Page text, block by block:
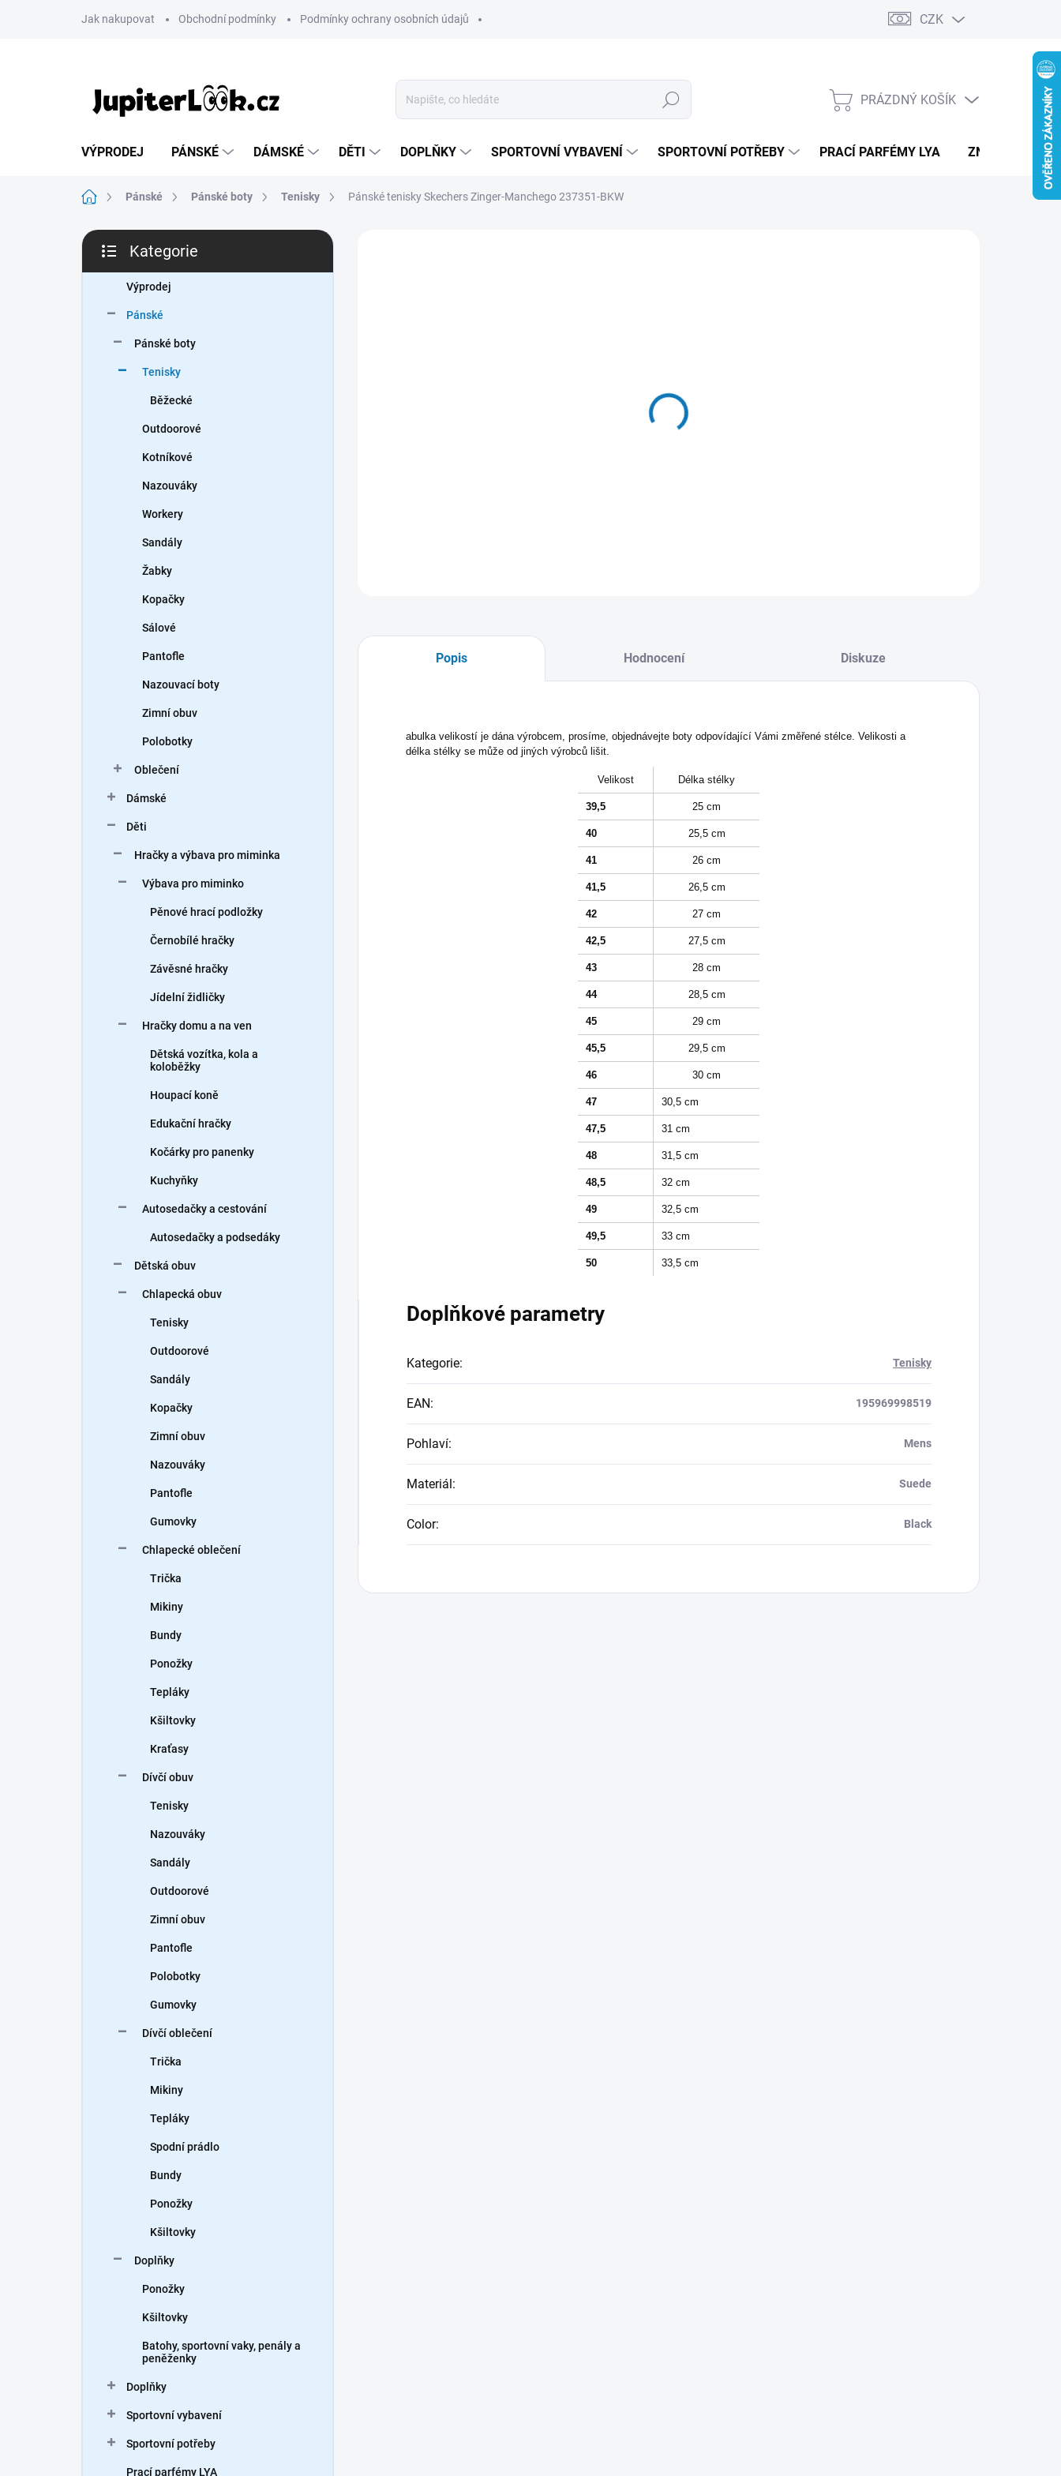
Jak nakupovat Obchodní podmínky Podmínky ochrany osobních údajů CZK
Hledat
NÁKUPNÍ
PRÁZDNÝ KOŠÍK
VÝPRODEJ PÁNSKÉ DÁMSKÉ DĚTI DOPLŇKY SPORTOVNÍ VYBAVENÍ SPORTOVNÍ POTŘEBY PRACÍ PARFÉMY LYA ZNAČKY
Domů Pánské Pánské boty Tenisky Pánské tenisky Skechers Zinger-Manchego 237351-BKW
P
s
kategorie
Kategorie
Výprodej
Pánské
Pánské boty
Tenisky
Běžecké
Outdoorové
Kotníkové
Nazouváky
Workery
Sandály
Žabky
Kopačky
Sálové
Pantofle
Nazouvací boty
Zimní obuv
Polobotky
Oblečení
Dámské
Děti
Hračky a výbava pro miminka
Výbava pro miminko
Pěnové hrací podložky
Černobílé hračky
Závěsné hračky
Jídelní židličky
Hračky domu a na ven
Dětská vozítka, kola a
koloběžky
Houpací koně
Edukační hračky
Kočárky pro panenky
Kuchyňky
Autosedačky a cestování
Autosedačky a podsedáky
Dětská obuv
Chlapecká obuv
Tenisky
Outdoorové
Sandály
Kopačky
Zimní obuv
Nazouváky
Pantofle
Gumovky
Chlapecké oblečení
Trička
Mikiny
Bundy
Ponožky
Tepláky
Kšiltovky
Kraťasy
Dívčí obuv
Tenisky
Nazouváky
Sandály
Outdoorové
Zimní obuv
Pantofle
Polobotky
Gumovky
Dívčí oblečení
Trička
Mikiny
Tepláky
Spodní prádlo
Bundy
Ponožky
Kšiltovky
Doplňky
Ponožky
Kšiltovky
Batohy, sportovní vaky, penály a
peněženky
Doplňky
Sportovní vybavení
Sportovní potřeby
Prací parfémy LYA
14.8.2026
Popis Hodnocení Diskuze
abulka velikostí je dána výrobcem, prosíme, objednávejte boty odpovídající Vámi změřené stélce. Velikosti a
délka stélky se může od jiných výrobců lišit.
Velikost Délka stélky
39,5 25 cm
40 25,5 cm
41 26 cm
41,5 26,5 cm
42 27 cm
42,5 27,5 cm
43 28 cm
44 28,5 cm
45 29 cm
45,5 29,5 cm
46 30 cm
47 30,5 cm
47,5 31 cm
48 31,5 cm
48,5 32 cm
49 32,5 cm
49,5 33 cm
50 33,5 cm
Doplňkové parametry
Kategorie: Tenisky
EAN: 195969998519
Pohlaví: Mens
Materiál: Suede
Color: Black